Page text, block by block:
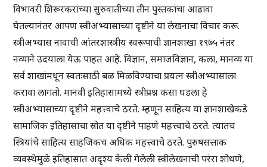
विभावरी शिरूरकरांच्या सुरुवातीच्या तीन पुस्तकांचा आढावा
घेतल्यानंतर आपण स्त्रीअभ्यासाच्या दृष्टीने या लेखनाचा विचार करू.
स्त्रीअभ्यास नावाची आंतरशास्त्रीय स्वरूपाची ज्ञानशाखा १९७५ नंतर
नव्याने उदयाला येऊ पाहत आहे. विज्ञान, समाजविज्ञान, कला, मानव्य या
सर्व शाखांमधून स्वतःसाठी बळ मिळविण्याचा प्रयत्न स्त्रीअभ्यासाला
करावा लागतो. मानवी इतिहासामध्ये स्त्रीप्रश्न कसा घडला हे
स्त्रीअभ्यासाच्या दृष्टीने महत्त्वाचे ठरते. म्हणून साहित्य या ज्ञानशाखेकडे
सामाजिक इतिहासाचा स्रोत या दृष्टीने पाहणे महत्त्वाचे ठरते. त्यातच
स्त्रियांचे साहित्य साहजिकच अधिक महत्त्वाचे ठरते. पुरुषसत्ताक
व्यवस्थेमुळे इतिहासात अदृश्य केली गेलेली स्त्रीलेखनाची परंरा शोधणे,